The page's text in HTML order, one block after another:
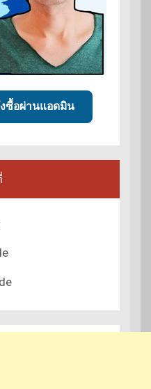
ซื้อผ่านแอดมิน